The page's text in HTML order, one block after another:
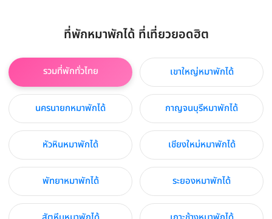
ที่พักหมาพักได้ ที่เที่ยวยอดฮิต
รวมที่พักทั่วไทย เขาใหญ่หมาพักได้
นครนายกหมาพักได้ กาญจนบุรีหมาพักได้
หัวหินหมาพักได้ เชียงใหม่หมาพักได้
พัทยาหมาพักได้ ระยองหมาพักได้